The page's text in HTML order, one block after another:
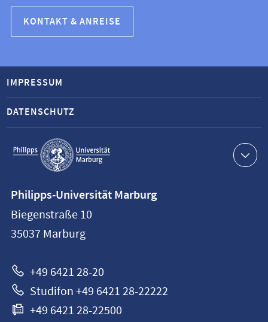
KONTAKT & ANREISE
Service-
Navigation
IMPRESSUM
DATENSCHUTZ
Philipps-
Universität
Marburg
Philipps-Universität Marburg
Biegenstraße 10
35037 Marburg
+49 6421 28-20
Studifon +49 6421 28-22222
+49 6421 28-22500